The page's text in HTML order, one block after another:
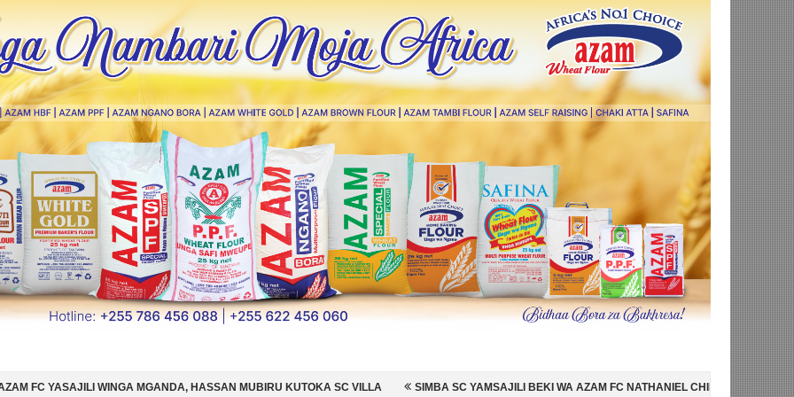
MGANDA, HASSAN MUBIRU KUTOKA SC VILLA SIMBA SC YAMSAJILI BEKI WA AZAM FC NATHANIEL CHILAMBO NI HISPANIA MABINGWA